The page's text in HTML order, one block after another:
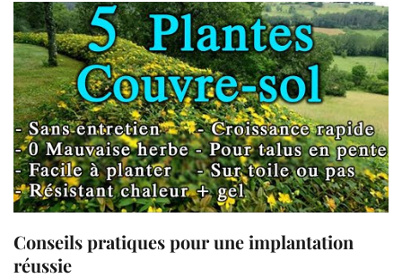
Conseils pratiques pour une implantation
réussie